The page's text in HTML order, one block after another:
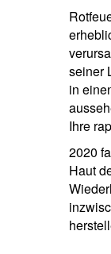
seiner
in
Ihre
2020
Haut